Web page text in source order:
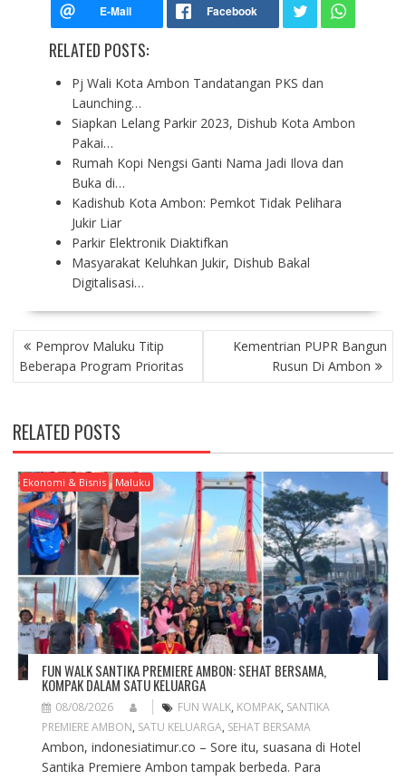
RELATED POSTS:
Pj Wali Kota Ambon Tandatangan PKS dan
Launching…
Siapkan Lelang Parkir 2023, Dishub Kota Ambon
Pakai…
Rumah Kopi Nengsi Ganti Nama Jadi Ilova dan
Buka di…
Kadishub Kota Ambon: Pemkot Tidak Pelihara
Jukir Liar
Parkir Elektronik Diaktifkan
Masyarakat Keluhkan Jukir, Dishub Bakal
Digitalisasi…
P
O
S
N
A
V
G
A
T
O
N
Pemprov Maluku Titip
Beberapa Program Prioritas
Kementrian PUPR Bangun
Rusun Di Ambon
RELATED POSTS
Ekonomi & Bisnis Maluku
FUN WALK SANTIKA PREMIERE AMBON: SEHAT BERSAMA,
KOMPAK DALAM SATU KELUARGA
08/08/2026 FUN WALK, KOMPAK, SANTIKA
PREMIERE AMBON, SATU KELUARGA, SEHAT BERSAMA
Ambon, indonesiatimur.co – Sore itu, suasana di Hotel
Santika Premiere Ambon tampak berbeda. Para